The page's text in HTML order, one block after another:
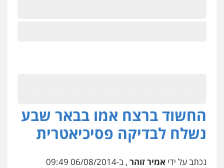
החשוד ברצח אמו בבאר שבע
נשלח לבדיקה פסיכיאטרית
נכתב על ידי אמיר זוהר , ב-06/08/2014 09:49